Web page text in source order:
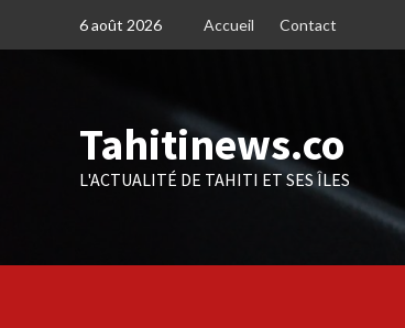
6 août 2026 Accueil Contact
Tahitinews.co
L'ACTUALITÉ DE TAHITI ET SES ÎLES